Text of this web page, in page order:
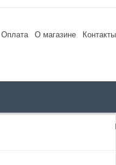
Оплата О магазине Контакты